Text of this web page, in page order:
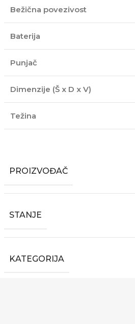
Bežična povezivost
Baterija
Punjač
Dimenzije (Š x D x V)
Težina
PROIZVOĐAČ
STANJE
KATEGORIJA